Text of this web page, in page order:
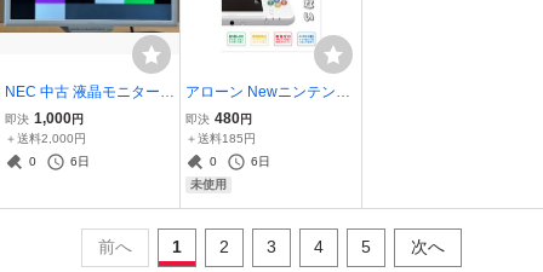
NEC 中古 液晶モニター 1
9型ワイド スーパーシャ
インビューEX F19W1A
(S)
即決 1,000円
＋送料2,000円
0
6日
アローン Newニンテンド
ー3DS用 液晶保護フィル
ム 無気泡タイプ BKS-N3
DSMF
即決 480円
＋送料185円
0
6日
未使用
前へ 1 2 3 4 5 次へ